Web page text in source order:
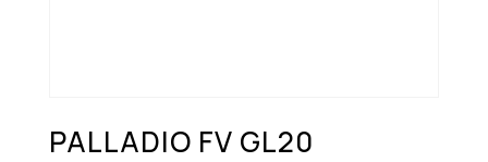
PALLADIO FV GL20